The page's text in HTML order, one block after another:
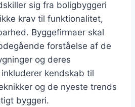
sig fra boligbyggeri
krav til funktionalitet,
Byggefirmaer skal
forståelse af de
og deres
kendskab til
og de nyeste trends
byggeri.